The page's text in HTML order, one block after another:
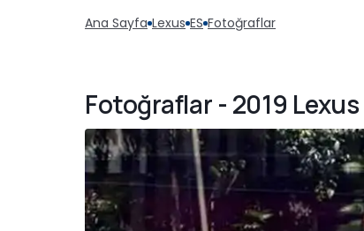
Ana Sayfa Lexus ES Fotoğraflar
Fotoğraflar - 2019